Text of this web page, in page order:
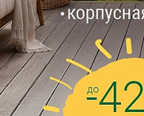
Бесплатная
Оплата удобным
банковская
Безналичный